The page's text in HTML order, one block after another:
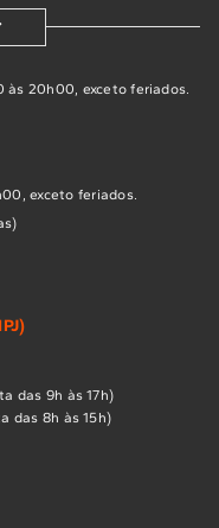
às 20h00, exceto feriados.
exceto feriados.
das 9h às 17h)
das 8h às 15h)